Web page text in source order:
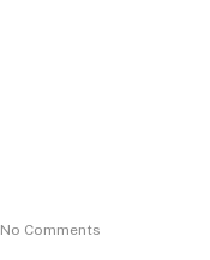
No Comments